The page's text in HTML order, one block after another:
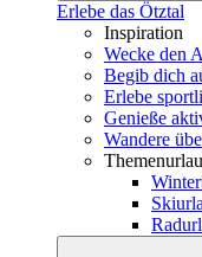
Erlebe das Ötztal
Inspiration
Wecke den
Begib dich
Erlebe
Genieße
Wandere